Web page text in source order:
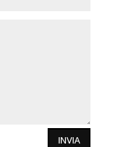
INVIA